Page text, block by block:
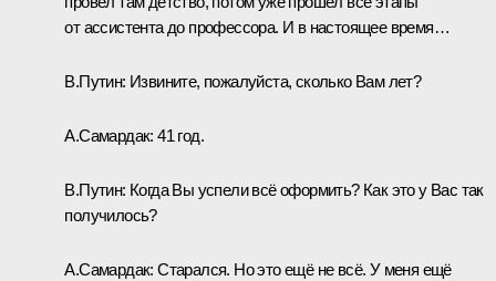
от ассистента до профессора. И в настоящее время…
В.Путин: Извините, пожалуйста, сколько Вам лет?
А.Самардак: 41 год.
В.Путин: Когда Вы успели всё оформить? Как это у Вас так
получилось?
А.Самардак: Старался. Но это ещё не всё. У меня ещё